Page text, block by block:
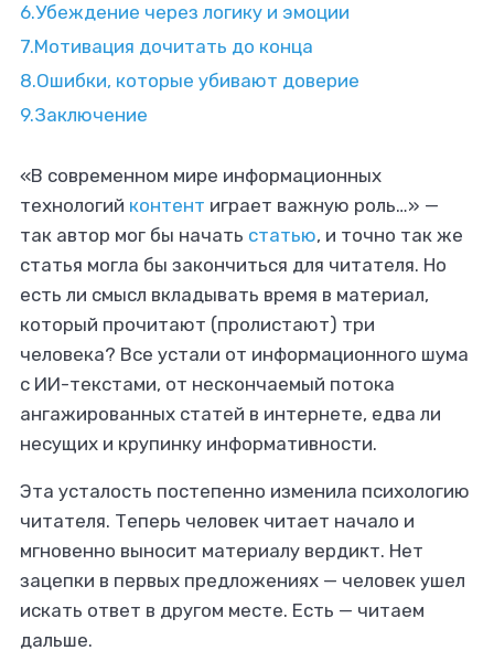
6.Убеждение через логику и эмоции
7.Мотивация дочитать до конца
8.Ошибки, которые убивают доверие
9.Заключение
удалённо?
который
уже
текст?
«В современном мире информационных
технологий контент играет важную роль…» —
так автор мог бы начать статью, и точно так же
статья могла бы закончиться для читателя. Но
есть ли смысл вкладывать время в материал,
который прочитают (пролистают) три
человека? Все устали от информационного шума
с ИИ-текстами, от нескончаемый потока
ангажированных статей в интернете, едва ли
несущих и крупинку информативности.
Эта усталость постепенно изменила психологию
читателя. Теперь человек читает начало и
мгновенно выносит материалу вердикт. Нет
зацепки в первых предложениях — человек ушел
искать ответ в другом месте. Есть — читаем
дальше.